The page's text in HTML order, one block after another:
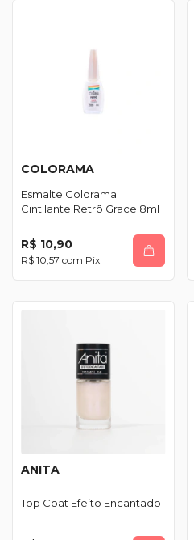
COLORAMA
Esmalte Colorama
Cintilante Retrô Grace 8ml
R$ 10,90
R$ 10,57 com Pix
ANITA
Top Coat Efeito Encantado